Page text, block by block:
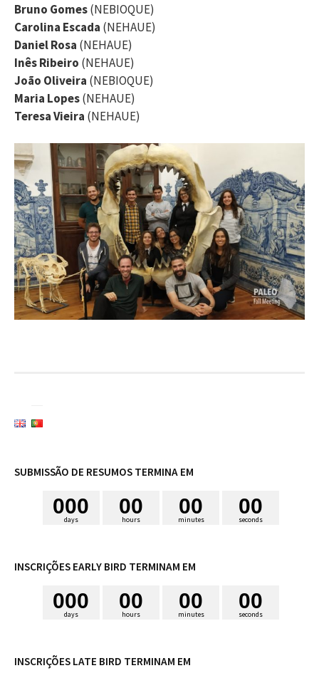
Bruno Gomes(NEBIOQUE)
Carolina Escada (NEHAUE)
Daniel Rosa (NEHAUE)
Inês Ribeiro (NEHAUE)
João Oliveira (NEBIOQUE)
Maria Lopes(NEHAUE)
Teresa Vieira (NEHAUE)
SUBMISSÃO DE RESUMOS TERMINA EM
days
000
hours
00
minutes
00
seconds
00
INSCRIÇÕES EARLY BIRD TERMINAM EM
days
000
hours
00
minutes
00
seconds
00
INSCRIÇÕES LATE BIRD TERMINAM EM